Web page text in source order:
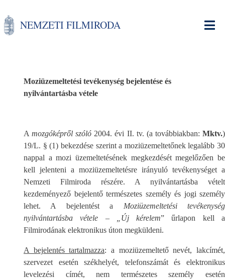
NEMZETI FILMIRODA
Moziüzemeltetési tevékenység bejelentése és
nyilvántartásba vétele
Amozgóképről szóló 2004. évi II. tv. (a továbbiakban:Mktv.)
19/L. § (1) bekezdése szerint a moziüzemeltetőnek legalább 30
nappal a mozi üzemeltetésének megkezdését megelőzően be
kell jelenteni a moziüzemeltetésre irányuló tevékenységet a
Nemzeti Filmiroda részére. A nyilvántartásba vételt
kezdeményező bejelentő természetes személy és jogi személy
lehet. A bejelentést a Moziüzemeltetési tevékenység
nyilvántartásba vétele – „Új kérelem” űrlapon kell a
Filmirodának elektronikus úton megküldeni.
A bejelentés tartalmazza: a moziüzemeltető nevét, lakcímét,
szervezet esetén székhelyét, telefonszámát és elektronikus
levelezési címét, nem természetes személy esetén